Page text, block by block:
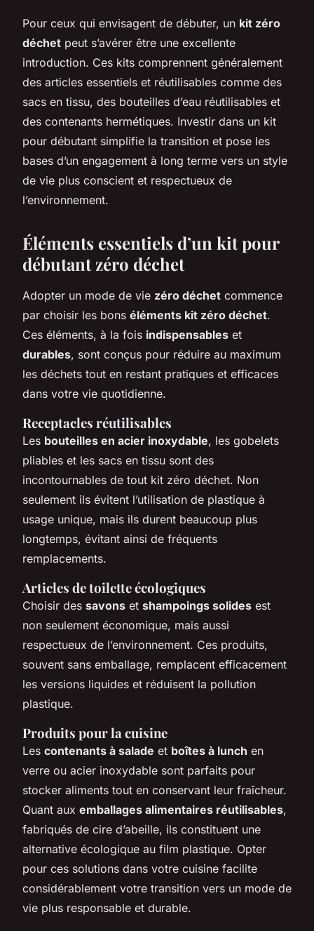
Pour ceux qui envisagent de débuter, un kit zéro
déchet peut s’avérer être une excellente
introduction. Ces kits comprennent généralement
des articles essentiels et réutilisables comme des
sacs en tissu, des bouteilles d’eau réutilisables et
des contenants hermétiques. Investir dans un kit
pour débutant simplifie la transition et pose les
bases d’un engagement à long terme vers un style
de vie plus conscient et respectueux de
l’environnement.
Éléments essentiels d’un kit pour
débutant zéro déchet
Adopter un mode de vie zéro déchet commence
par choisir les bons éléments kit zéro déchet.
Ces éléments, à la fois indispensables et
durables, sont conçus pour réduire au maximum
les déchets tout en restant pratiques et efficaces
dans votre vie quotidienne.
Receptacles réutilisables
Les bouteilles en acier inoxydable, les gobelets
pliables et les sacs en tissu sont des
incontournables de tout kit zéro déchet. Non
seulement ils évitent l’utilisation de plastique à
usage unique, mais ils durent beaucoup plus
longtemps, évitant ainsi de fréquents
remplacements.
Articles de toilette écologiques
Choisir des savons et shampoings solides est
non seulement économique, mais aussi
respectueux de l’environnement. Ces produits,
souvent sans emballage, remplacent efficacement
les versions liquides et réduisent la pollution
plastique.
Produits pour la cuisine
Les contenants à salade et boîtes à lunch en
verre ou acier inoxydable sont parfaits pour
stocker aliments tout en conservant leur fraîcheur.
Quant aux emballages alimentaires réutilisables,
fabriqués de cire d’abeille, ils constituent une
alternative écologique au film plastique. Opter
pour ces solutions dans votre cuisine facilite
considérablement votre transition vers un mode de
vie plus responsable et durable.